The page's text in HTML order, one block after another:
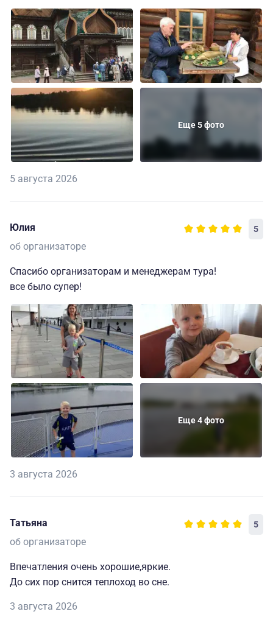
Еще 5 фото
5 августа 2026
Юлия 5
об организаторе
Спасибо организаторам и менеджерам тура!
все было супер!
Еще 4 фото
3 августа 2026
Татьяна 5
об организаторе
Впечатления очень хорошие,яркие.
До сих пор снится теплоход во сне.
3 августа 2026